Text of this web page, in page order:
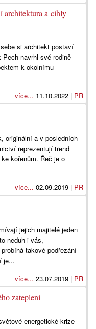
architektura a cihly
si architekt postaví
navrhl své rodině
k okolnímu
více... 11.10.2022 | PR
originální a v posledních
reprezentují trend
kořenům. Řeč je o
více... 02.09.2019 | PR
jejich majitelé jeden
neduh i vás,
takové podřezání
je...
více... 23.07.2019 | PR
zateplení
energetické krize